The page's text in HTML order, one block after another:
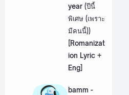
year (ปีนี้
พิเศษ (เพราะ
มีคนนี้))
[Romanizat
ion Lyric +
Eng]
bamm -